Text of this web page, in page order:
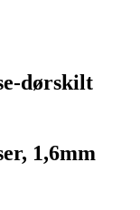
dørskilt
1,6mm